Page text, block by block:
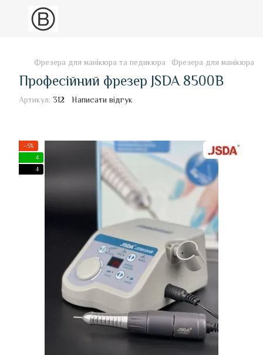
Фрезера для манікюра та педикюра Фрезера для манікюра
Професійний фрезер JSDA 8500B
Артикул: 312 Написати відгук
−5%
4
4